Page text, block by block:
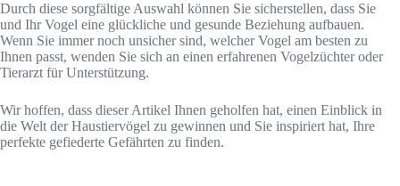
Durch diese sorgfältige Auswahl können Sie sicherstellen, dass Sie
und Ihr Vogel eine glückliche und gesunde Beziehung aufbauen.
Wenn Sie immer noch unsicher sind, welcher Vogel am besten zu
Ihnen passt, wenden Sie sich an einen erfahrenen Vogelzüchter oder
Tierarzt für Unterstützung.
Wir hoffen, dass dieser Artikel Ihnen geholfen hat, einen Einblick in
die Welt der Haustiervögel zu gewinnen und Sie inspiriert hat, Ihre
perfekte gefiederte Gefährten zu finden.